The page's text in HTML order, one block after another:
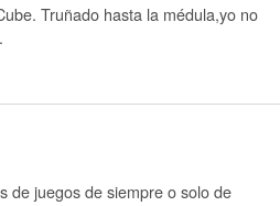
Truñado hasta la médula,yo no
de juegos de siempre o solo de